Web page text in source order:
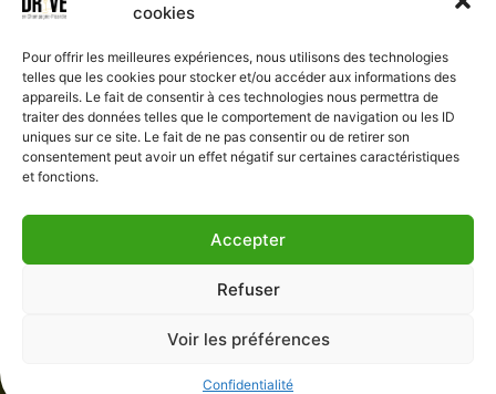
cookies
Pour offrir les meilleures expériences, nous utilisons des technologies
telles que les cookies pour stocker et/ou accéder aux informations des
appareils. Le fait de consentir à ces technologies nous permettra de
traiter des données telles que le comportement de navigation ou les ID
uniques sur ce site. Le fait de ne pas consentir ou de retirer son
consentement peut avoir un effet négatif sur certaines caractéristiques
et fonctions.
Accepter
Refuser
Voir les préférences
Confidentialité
Vie pratique
Nous contacter
e-Progest- 2023
Administration